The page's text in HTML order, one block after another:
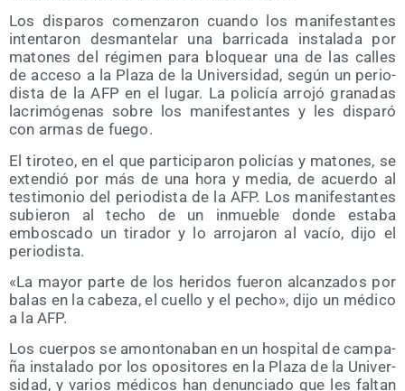
Los dis­pa­ros comen­za­ron cuan­do los mani­fes­tan­tes
inten­ta­ron des­man­te­lar una barri­ca­da ins­ta­la­da por
mato­nes del régi­men para blo­quear una de las calles
de acce­so a la Pla­za de la Uni­ver­si­dad, según un perio­
dis­ta de la AFP en el lugar. La poli­cía arro­jó gra­na­das
lacri­mó­ge­nas sobre los mani­fes­tan­tes y les dis­pa­ró
con armas de fuego.
El tiro­teo, en el que par­ti­ci­pa­ron poli­cías y mato­nes, se
exten­dió por más de una hora y media, de acuer­do al
tes­ti­mo­nio del perio­dis­ta de la AFP. Los mani­fes­tan­tes
subie­ron al techo de un inmue­ble don­de esta­ba
embos­ca­do un tira­dor y lo arro­ja­ron al vacío, dijo el
periodista.
«La mayor par­te de los heri­dos fue­ron alcan­za­dos por
balas en la cabe­za, el cue­llo y el pecho», dijo un médi­co
a la AFP.
Los cuer­pos se amon­to­na­ban en un hos­pi­tal de cam­pa­
ña ins­ta­la­do por los opo­si­to­res en la Pla­za de la Uni­ver­
si­dad, y varios médi­cos han denun­cia­do que les fal­tan